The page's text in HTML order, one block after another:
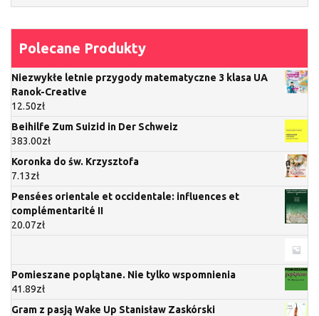
Polecane Produkty
Niezwykłe letnie przygody matematyczne 3 klasa UA
Ranok-Creative
12.50zł
Beihilfe Zum Suizid in Der Schweiz
383.00zł
Koronka do św. Krzysztofa
7.13zł
Pensées orientale et occidentale: influences et
complémentarité II
20.07zł
Pomieszane poplątane. Nie tylko wspomnienia
41.89zł
Gram z pasją Wake Up Stanisław Zaskórski